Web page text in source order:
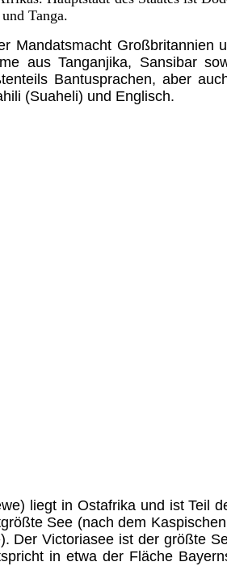
Tanga.
Mandatsmacht Großbritannien
aus Tanganjika, Sansibar
Bantusprachen, aber
(Suaheli) und Englisch.
liegt in Ostafrika und ist Teil
See (nach dem
Der Victoriasee ist der größte
in etwa der Fläche